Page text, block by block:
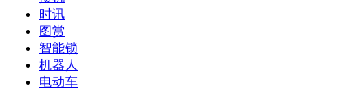
时讯
图赏
智能锁
机器人
电动车